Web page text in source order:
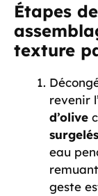
Étapes
texture
revenir
d’olive
surgelés
eau
geste